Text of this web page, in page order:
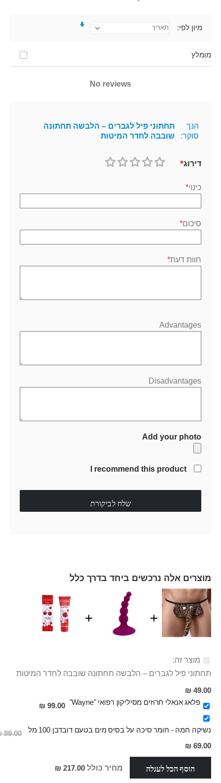
מומלץ
מיון לפי
No reviews
הנך
סוקר:
תחתוני פיל לגברים – הלבשה תחתונה
שובבה לחדר המיטות
דירוג
כינוי
סיכום
חוות דעת
Advantages
Disadvantages
Add your photo
I recommend this product
שלח לביקורת
מוצרים אלה נרכשים ביחד בדרך כלל
מוצר זה:
תחתוני פיל לגברים – הלבשה תחתונה שובבה לחדר המיטות
49.00 ₪
פלאג אנאלי חרוזים מסיליקון רפואי "Wayne"
99.00 ₪
נשיקה חמה - חומר סיכה על בסיס מים בטעם דובדבן 100 מל 89.00 ₪
מחיר
מבצע
69.00 ₪
הוסף הכל לעגלה מחיר כולל 217.00 ₪